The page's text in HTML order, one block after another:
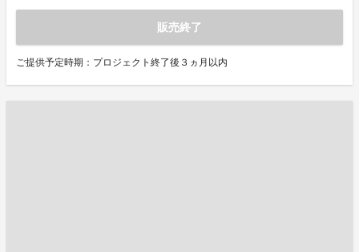
販売終了
ご提供予定時期：プロジェクト終了後３ヵ月以内